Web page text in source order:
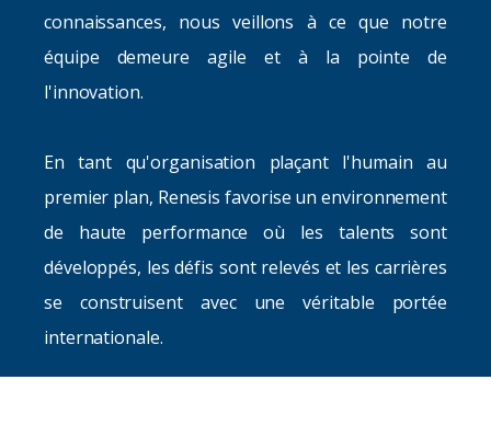
connaissances, nous veillons à ce que notre
équipe demeure agile et à la pointe de
l'innovation.
En tant qu'organisation plaçant l'humain au
premier plan, Renesis favorise un environnement
de haute performance où les talents sont
développés, les défis sont relevés et les carrières
se construisent avec une véritable portée
internationale.